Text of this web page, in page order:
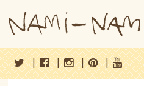
| | | |